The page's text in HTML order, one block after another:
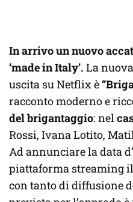
In arrivo un nuovo
‘made in Italy’. La nuova
uscita su Netflix è
racconto moderno e
del brigantaggio: nel
Rossi, Ivana Lotito,
Ad annunciare la data
piattaforma streaming il
con tanto di diffusione